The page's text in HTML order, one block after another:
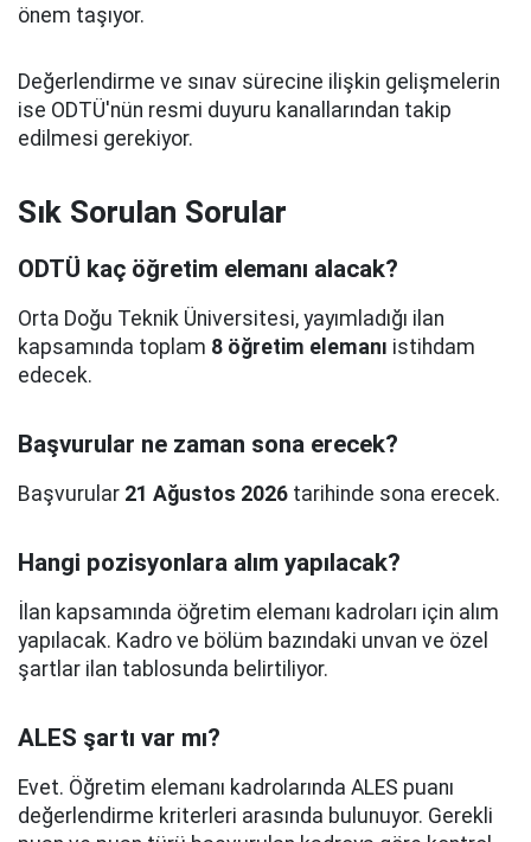
önem taşıyor.
Değerlendirme ve sınav sürecine ilişkin gelişmelerin
ise ODTÜ'nün resmi duyuru kanallarından takip
edilmesi gerekiyor.
Sık Sorulan Sorular
ODTÜ kaç öğretim elemanı alacak?
Orta Doğu Teknik Üniversitesi, yayımladığı ilan
kapsamında toplam 8 öğretim elemanı istihdam
edecek.
Başvurular ne zaman sona erecek?
Başvurular 21 Ağustos 2026 tarihinde sona erecek.
Hangi pozisyonlara alım yapılacak?
İlan kapsamında öğretim elemanı kadroları için alım
yapılacak. Kadro ve bölüm bazındaki unvan ve özel
şartlar ilan tablosunda belirtiliyor.
ALES şartı var mı?
Evet. Öğretim elemanı kadrolarında ALES puanı
değerlendirme kriterleri arasında bulunuyor. Gerekli